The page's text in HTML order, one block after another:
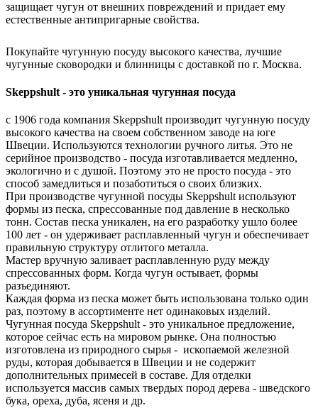
защищает чугун от внешних повреждений и придает ему
естественные антипригарные свойства.
Покупайте чугунную посуду высокого качества, лучшие
чугунные сковородки и блинницы с доставкой по г. Москва.
Skeppshult - это уникальная чугунная посуда
с 1906 года компания Skeppshult производит чугунную посуду
высокого качества на своем собственном заводе на юге
Швеции. Используются технологии ручного литья. Это не
серийное производство - посуда изготавливается медленно,
экологично и с душой. Поэтому это не просто посуда - это
способ замедлиться и позаботиться о своих близких.
При производстве чугунной посуды Skeppshult используют
формы из песка, спрессованные под давление в несколько
тонн. Состав песка уникален, на его разработку ушло более
100 лет - он удерживает расплавленный чугун и обеспечивает
правильную структуру отлитого металла.
Мастер вручную заливает расплавленную руду между
спрессованных форм. Когда чугун остывает, формы
разъединяют.
Каждая форма из песка может быть использована только один
раз, поэтому в ассортименте нет одинаковых изделий.
Чугунная посуда Skeppshult - это уникальное предложение,
которое сейчас есть на мировом рынке. Она полностью
изготовлена из природного сырья - ископаемой железной
руды, которая добывается в Швеции и не содержит
дополнительных примесей в составе. Для отделки
используется массив самых твердых пород дерева - шведского
бука, ореха, дуба, ясеня и др.